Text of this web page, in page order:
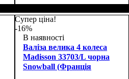
55х36х20
Супер ціна!
-16%
В наявності
Валіза велика 4 колеса
Madisson 33703/L чорна
Snowball (Франція